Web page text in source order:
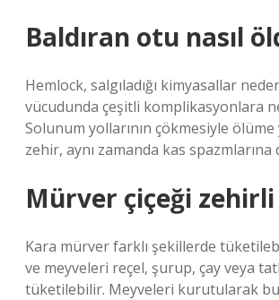
Baldıran otu nasıl
Hemlock, salgıladığı kimyasallar
vücudunda çeşitli komplikasyonlara
Solunum yollarının çökmesiyle
zehir, aynı zamanda kas
Mürver çiçeği
Kara mürver farklı şekillerde
ve meyveleri reçel, şurup, çay veya
tüketilebilir. Meyveleri kurutularak